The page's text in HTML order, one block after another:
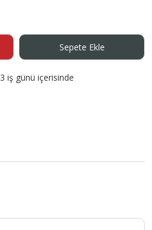
Sepete Ekle
3 iş günü içerisinde